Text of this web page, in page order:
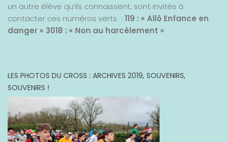
un autre élève qu’ils connaissent, sont invités à
contacter ces numéros verts : 119 : « Allô Enfance en
danger » 3018 : « Non au harcèlement »
LES PHOTOS DU CROSS : ARCHIVES 2019, SOUVENIRS,
SOUVENIRS !